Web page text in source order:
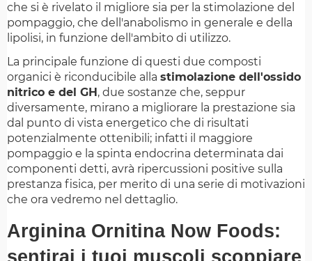
che si è rivelato il migliore sia per la stimolazione del
pompaggio, che dell'anabolismo in generale e della
lipolisi, in funzione dell'ambito di utilizzo.
La principale funzione di questi due composti
organici è riconducibile alla stimolazione dell'ossido
nitrico e del GH , due sostanze che, seppur
diversamente, mirano a migliorare la prestazione sia
dal punto di vista energetico che di risultati
potenzialmente ottenibili; infatti il maggiore
pompaggio e la spinta endocrina determinata dai
componenti detti, avrà ripercussioni positive sulla
prestanza fisica, per merito di una serie di motivazioni
che ora vedremo nel dettaglio.
Arginina Ornitina Now Foods: